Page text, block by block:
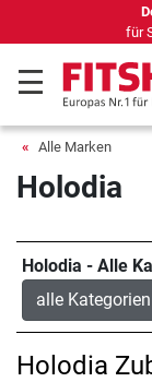
für
Alle Marken
Holodia
Holodia - Alle
alle
Holodia